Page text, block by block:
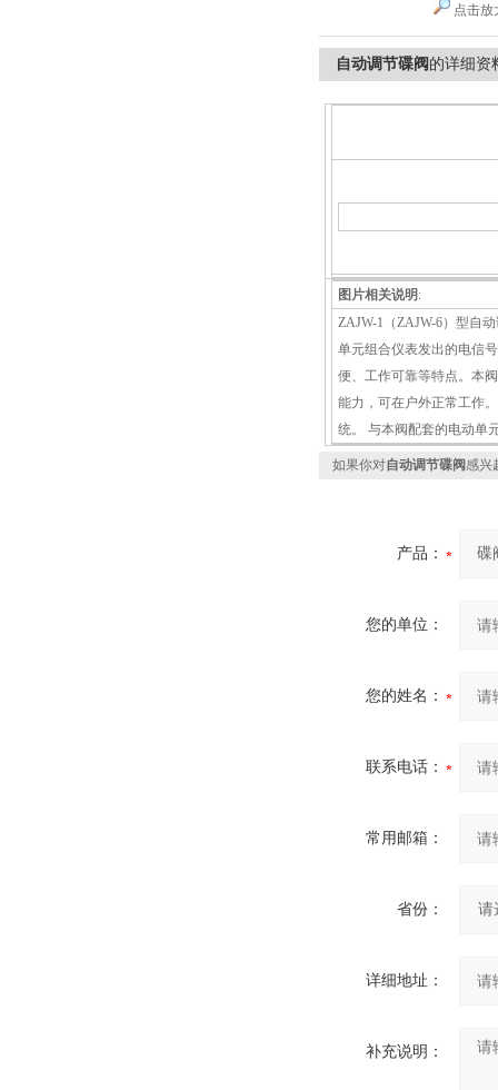
点击放
自动调节碟阀 的详细资
图片相关说明 :
ZAJW-1（ZAJW-6）型自
单元组合仪表发出的电信
便、工作可靠等特点。本
能力，可在户外正常工作
统。 与本阀配套的电动单
如果你对自动调节碟阀感兴
产品：
您的单位：
您的姓名：
联系电话：
常用邮箱：
省份：
详细地址：
补充说明：